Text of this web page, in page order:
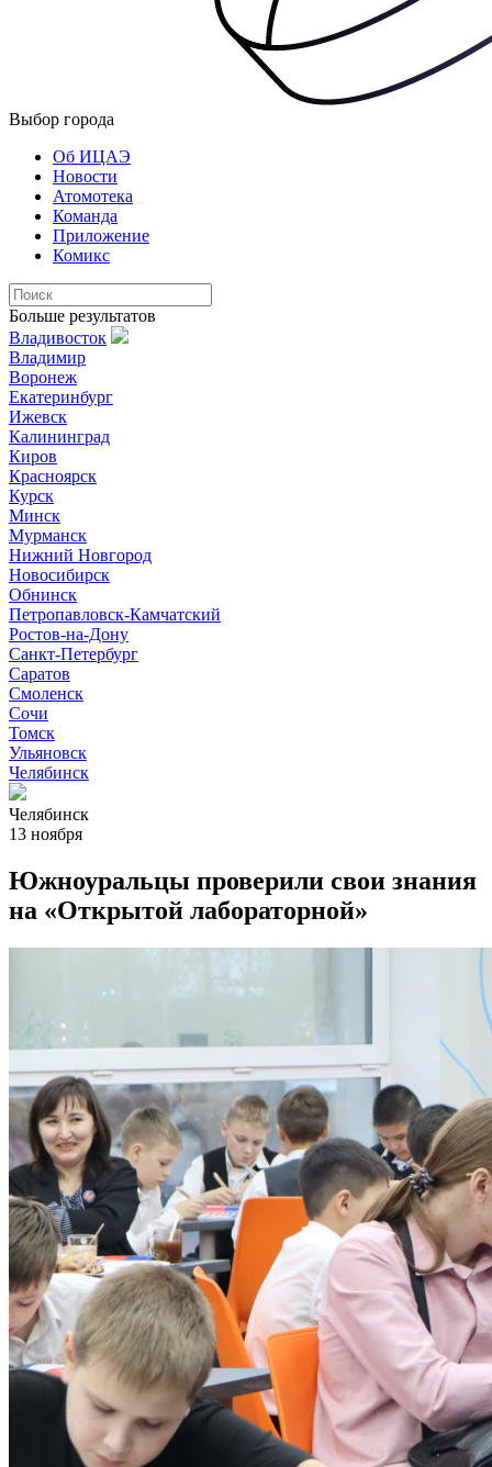
Выбор города
Об ИЦАЭ
Новости
Атомотека
Команда
Приложение
Комикс
Больше результатов
Владивосток
Владимир
Воронеж
Екатеринбург
Ижевск
Калининград
Киров
Красноярск
Курск
Минск
Мурманск
Нижний Новгород
Новосибирск
Обнинск
Петропавловск-Камчатский
Ростов-на-Дону
Санкт-Петербург
Саратов
Смоленск
Сочи
Томск
Ульяновск
Челябинск
Челябинск
13 ноября
Южноуральцы проверили свои знания
на «Открытой лабораторной»